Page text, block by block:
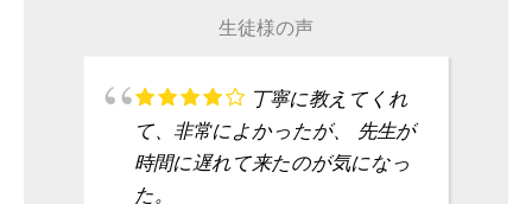
生徒様の声
丁寧に教えてくれ
て、非常によかったが、 先生が
時間に遅れて来たのが気になっ
た。